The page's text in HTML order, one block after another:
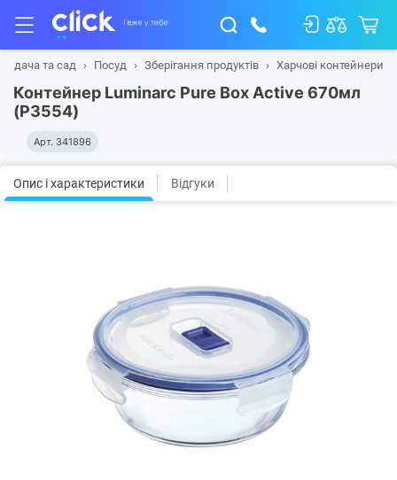
дача та сад Посуд Зберігання продуктів Харчові контейнери
Контейнер Luminarc Pure Box Active 670мл
(P3554)
Арт. 341896
Опис і характеристики Відгуки